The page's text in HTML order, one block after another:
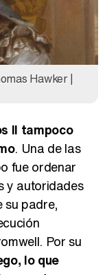
Hawker |
II tampoco
. Una de las
fue ordenar
y autoridades
su padre,
Por su
lo que